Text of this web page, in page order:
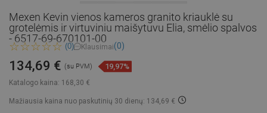
Mexen Kevin vienos kameros granito kriauklė su
grotelėmis ir virtuviniu maišytuvu Elia, smėlio spalvos
- 6517-69-670101-00
(0) Klausimai(0)
Katalogo kaina: 168,30 €
134,69 € (su PVM) 19,97%
Mažiausia kaina nuo paskutinių 30 dienų: 134,69 €